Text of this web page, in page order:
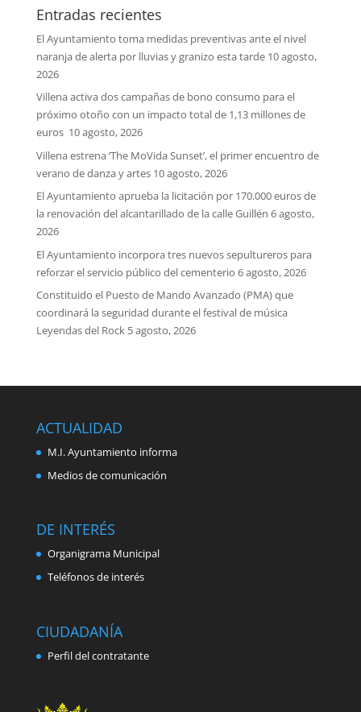
Entradas recientes
El Ayuntamiento toma medidas preventivas ante el nivel
naranja de alerta por lluvias y granizo esta tarde 10 agosto,
2026
Villena activa dos campañas de bono consumo para el
próximo otoño con un impacto total de 1,13 millones de
euros 10 agosto, 2026
Villena estrena ‘The MoVida Sunset’, el primer encuentro de
verano de danza y artes 10 agosto, 2026
El Ayuntamiento aprueba la licitación por 170.000 euros de
la renovación del alcantarillado de la calle Guillén 6 agosto,
2026
El Ayuntamiento incorpora tres nuevos sepultureros para
reforzar el servicio público del cementerio 6 agosto, 2026
Constituido el Puesto de Mando Avanzado (PMA) que
coordinará la seguridad durante el festival de música
Leyendas del Rock 5 agosto, 2026
ACTUALIDAD
M.I. Ayuntamiento informa
Medios de comunicación
DE INTERÉS
Organigrama Municipal
Teléfonos de interés
CIUDADANÍA
Perfil del contratante